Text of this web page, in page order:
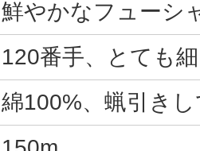
鮮やかなフューシ
120番手、とても
綿100%、蝋引き